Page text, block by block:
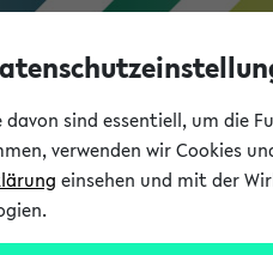
sind essentiell, um
verwenden wir Cookies
einsehen und mit der